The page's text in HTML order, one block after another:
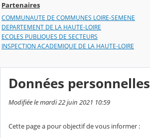
Partenaires
COMMUNAUTE DE COMMUNES LOIRE-SEMENE
DEPARTEMENT DE LA HAUTE-LOIRE
ECOLES PUBLIQUES DE SECTEURS
INSPECTION ACADEMIQUE DE LA HAUTE-LOIRE
Données personnelles
Modifiée le mardi 22 juin 2021 10:59
Cette page a pour objectif de vous informer :